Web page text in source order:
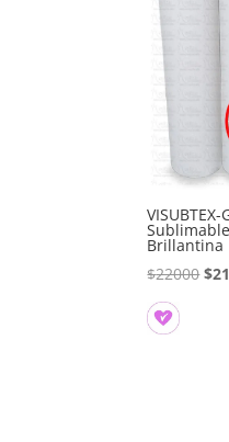
Brillantina
$22000El
$